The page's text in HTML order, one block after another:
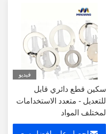
فيديو
سكين قطع دائري قابل
للتعديل - متعدد الاستخدامات
لمختلف المواد